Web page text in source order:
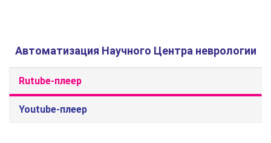
Автоматизация Научного Центра неврологии
Rutube-плеер
Youtube-плеер